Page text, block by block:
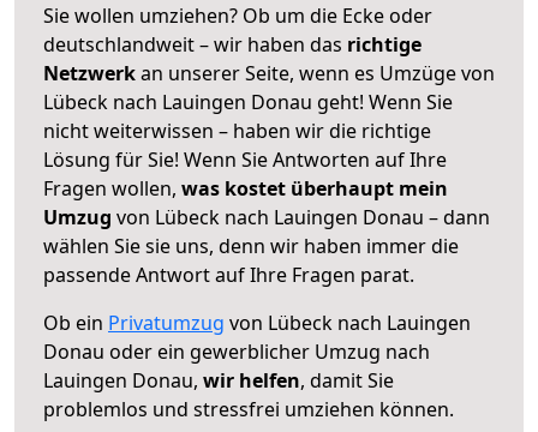
Sie wollen umziehen? Ob um die Ecke oder
deutschlandweit – wir haben das richtige
Netzwerkan unserer Seite, wenn es Umzüge von
Lübeck nach Lauingen Donau geht! Wenn Sie
nicht weiterwissen – haben wir die richtige
Lösung für Sie! Wenn Sie Antworten auf Ihre
Fragen wollen, was kostet überhaupt mein
Umzug von Lübeck nach Lauingen Donau – dann
wählen Sie sie uns, denn wir haben immer die
passende Antwort auf Ihre Fragen parat.
Ob ein Privatumzug von Lübeck nach Lauingen
Donau oder ein gewerblicher Umzug nach
Lauingen Donau, wir helfen, damit Sie
problemlos und stressfrei umziehen können.